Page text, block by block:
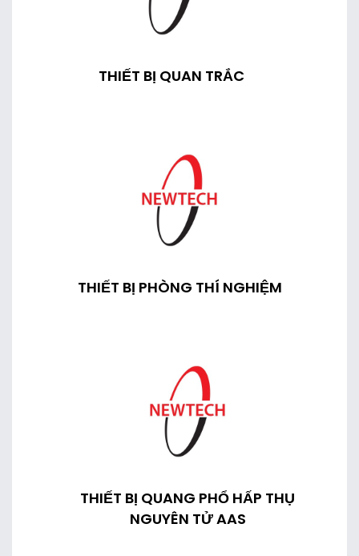
THIẾT BỊ QUAN TRẮC
THIẾT BỊ PHÒNG THÍ NGHIỆM
THIẾT BỊ QUANG PHỔ HẤP THỤ
NGUYÊN TỬ AAS